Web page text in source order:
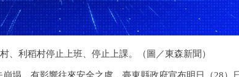
、利稻村停止上班、停止上課。（圖／東森新聞）
塌，有影響往來安全之虞，臺東縣政府宣布明日（28）